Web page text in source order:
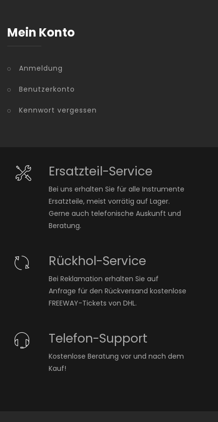
Mein Konto
Anmeldung
Benutzerkonto
Kennwort vergessen
Ersatzteil-Service
Bei uns erhalten Sie für alle Instrumente
Ersatzteile, meist vorrätig auf Lager.
Gerne auch telefonische Auskunft und
Beratung.
Rückhol-Service
Bei Reklamation erhalten Sie auf
Anfrage für den Rückversand kostenlose
FREEWAY-Tickets von DHL.
Telefon-Support
Kostenlose Beratung vor und nach dem
Kauf!